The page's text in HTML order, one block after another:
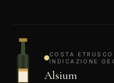
COSTA
INDICAZIONE
Alsium